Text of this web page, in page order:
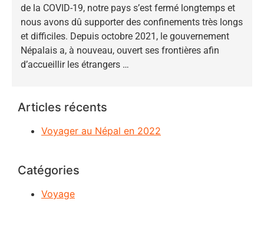
de la COVID-19, notre pays s’est fermé longtemps et
nous avons dû supporter des confinements très longs
et difficiles. Depuis octobre 2021, le gouvernement
Népalais a, à nouveau, ouvert ses frontières afin
d’accueillir les étrangers …
Articles récents
Voyager au Népal en 2022
Catégories
Voyage